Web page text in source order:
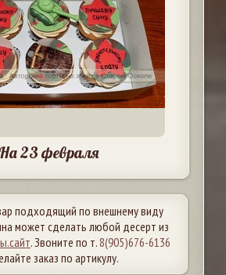
На 23 февраля
подходящий по внешнему виду
может сделать любой десерт из
. Звоните по т.8(905)676-6136
заказ по артикулу.